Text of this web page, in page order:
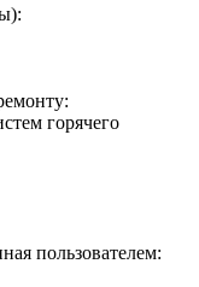
горячего
пользователем: